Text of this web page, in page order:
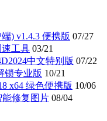
) v1.4.3 便携版 07/27
速工具 03/21
中文特别版 07/22
锁专业版 10/21
x64 绿色便携版 10/06
能修复图片 08/04